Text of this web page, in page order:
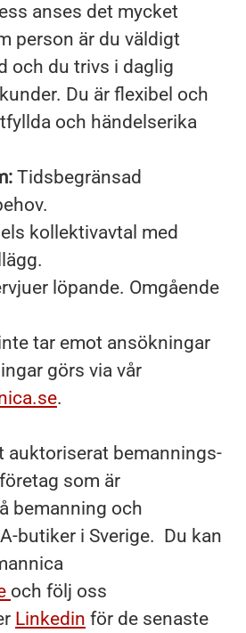
anses det mycket
person är du väldigt
och du trivs i daglig
Du är flexibel och
och händelserika
Tidsbegränsad
kollektivavtal med
löpande. Omgående
tar emot ansökningar
görs via vår
.
auktoriserat bemannings-
som är
bemanning och
butiker i Sverige. Du kan
och följ oss
Linkedin för de senaste